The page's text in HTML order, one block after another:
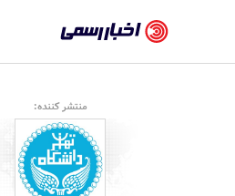
رسمی
-
اخبار
تایید
شده
منتشر کننده: